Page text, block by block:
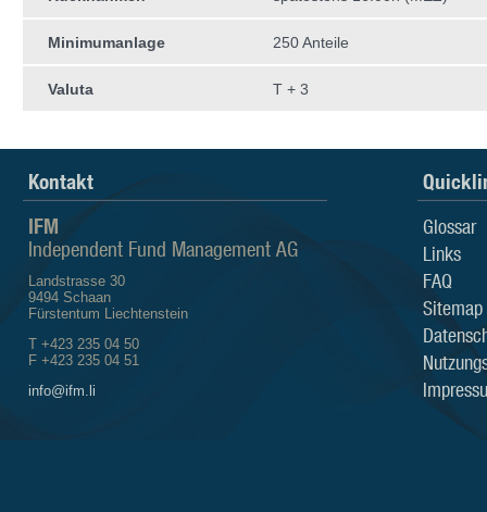
Minimumanlage 250 Anteile
Valuta T + 3
Kontakt
IFM
Independent Fund Management AG
Landstrasse 30
9494 Schaan
Fürstentum Liechtenstein
T +423 235 04 50
F +423 235 04 51
info@ifm.li
Glossar
Links
FAQ
Sitemap